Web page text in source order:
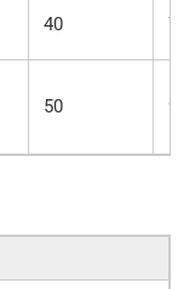
40 70
50 90